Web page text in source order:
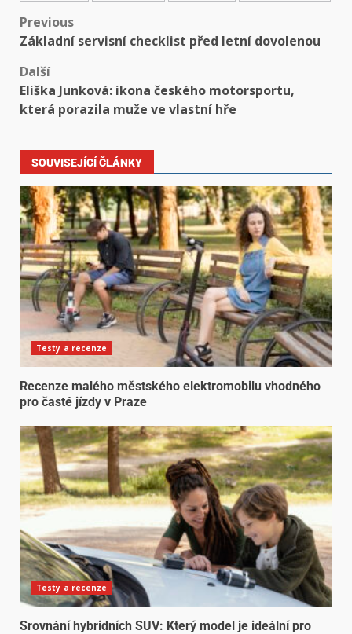
Previous
Základní servisní checklist před letní dovolenou
Další
Eliška Junková: ikona českého motorsportu,
která porazila muže ve vlastní hře
SOUVISEJÍCÍ ČLÁNKY
Testy a recenze
Recenze malého městského elektromobilu vhodného
pro časté jízdy v Praze
Testy a recenze
Srovnání hybridních SUV: Který model je ideální pro